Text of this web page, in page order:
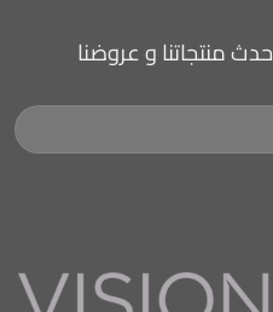
منتجاتنا و عروضنا